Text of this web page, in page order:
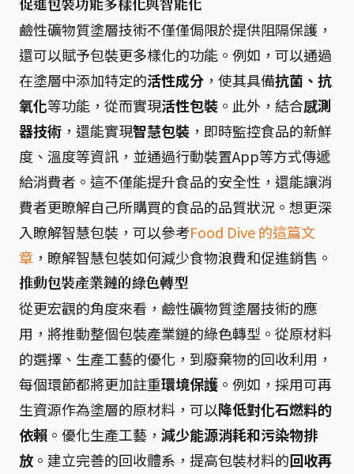
促進包裝功能多樣化與智能化
鹼性礦物質塗層技術不僅僅侷限於提供阻隔保護，
還可以賦予包裝更多樣化的功能。例如，可以通過
在塗層中添加特定的活性成分 ，使其具備抗菌、抗
氧化等功能，從而實現活性包裝 。此外，結合感測
器技術 ，還能實現智慧包裝 ，即時監控食品的新鮮
度、溫度等資訊，並通過行動裝置App等方式傳遞
給消費者。這不僅能提升食品的安全性，還能讓消
費者更瞭解自己所購買的食品的品質狀況。想更深
入瞭解智慧包裝，可以參考Food Dive 的這篇文
章 ，瞭解智慧包裝如何減少食物浪費和促進銷售。
推動包裝產業鏈的綠色轉型
從更宏觀的角度來看，鹼性礦物質塗層技術的應
用，將推動整個包裝產業鏈的綠色轉型。從原材料
的選擇、生產工藝的優化，到廢棄物的回收利用，
每個環節都將更加註重環境保護 。例如，採用可再
生資源作為塗層的原材料，可以降低對化石燃料的
依賴 。優化生產工藝， 減少能源消耗和污染物排
放 。建立完善的回收體系，提高包裝材料的回收再